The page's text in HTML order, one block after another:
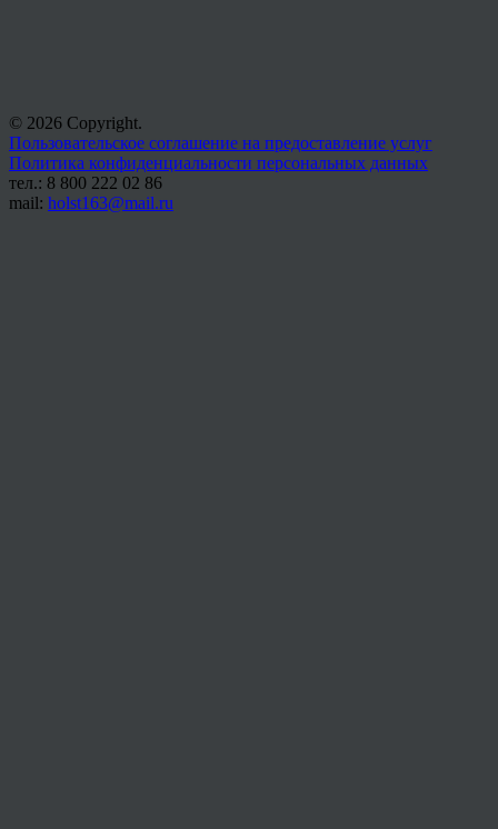
© 2026 Copyright.
Пользовательское соглашение на предоставление услуг
Политика конфиденциальности персональных данных
тел.: 8 800 222 02 86
mail: holst163@mail.ru